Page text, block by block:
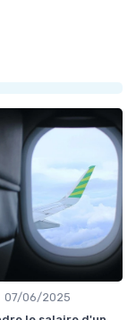
07/06/2025